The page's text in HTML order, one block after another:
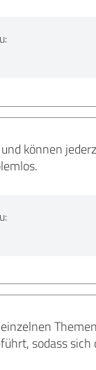
können
sodass